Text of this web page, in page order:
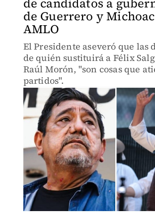
de Guerrero y
AMLO
El Presidente aseveró que las
de quién sustituirá a Félix
Raúl Morón, "son cosas que
partidos".